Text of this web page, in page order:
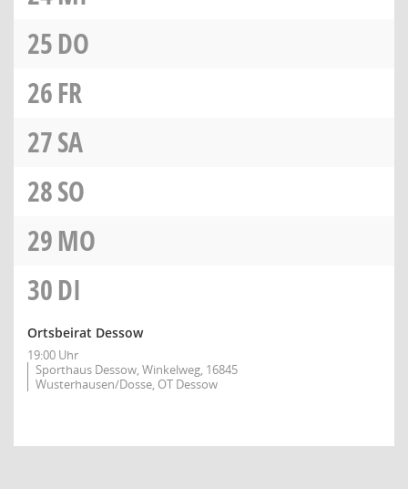
25DO
26FR
27SA
28SO
29MO
30DI
Ortsbeirat Dessow
19:00 Uhr
Sporthaus Dessow, Winkelweg, 16845
Wusterhausen/Dosse, OT Dessow